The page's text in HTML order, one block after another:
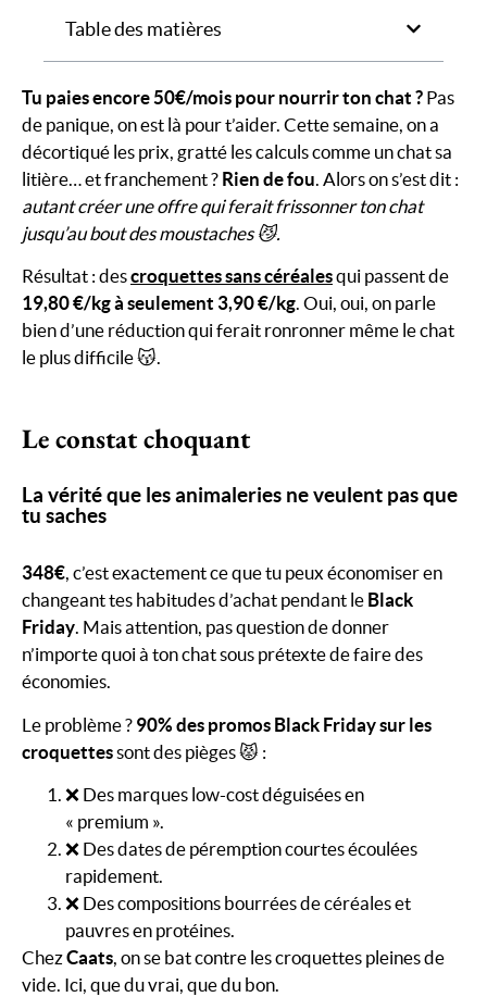
Table des matières
Tu paies encore 50€/mois pour nourrir ton chat ? Pas
de panique, on est là pour t’aider. Cette semaine, on a
décortiqué les prix, gratté les calculs comme un chat sa
litière… et franchement ? Rien de fou. Alors on s’est dit :
autant créer une offre qui ferait frissonner ton chat
jusqu’au bout des moustaches 😼.
Résultat : descroquettes sans céréalesqui passent de
19,80 €/kg à seulement 3,90 €/kg. Oui, oui, on parle
bien d’une réduction qui ferait ronronner même le chat
le plus difficile 😽.
Le constat choquant
La vérité que les animaleries ne veulent pas que
tu saches
348€, c’est exactement ce que tu peux économiser en
changeant tes habitudes d’achat pendant le Black
Friday. Mais attention, pas question de donner
n’importe quoi à ton chat sous prétexte de faire des
économies.
Le problème ? 90% des promos Black Friday sur les
croquettessont des pièges 😾 :
❌ Des marques low-cost déguisées en
« premium ».
❌ Des dates de péremption courtes écoulées
rapidement.
❌ Des compositions bourrées de céréales et
pauvres en protéines.
ChezCaats, on se bat contre les croquettes pleines de
vide. Ici, que du vrai, que du bon.